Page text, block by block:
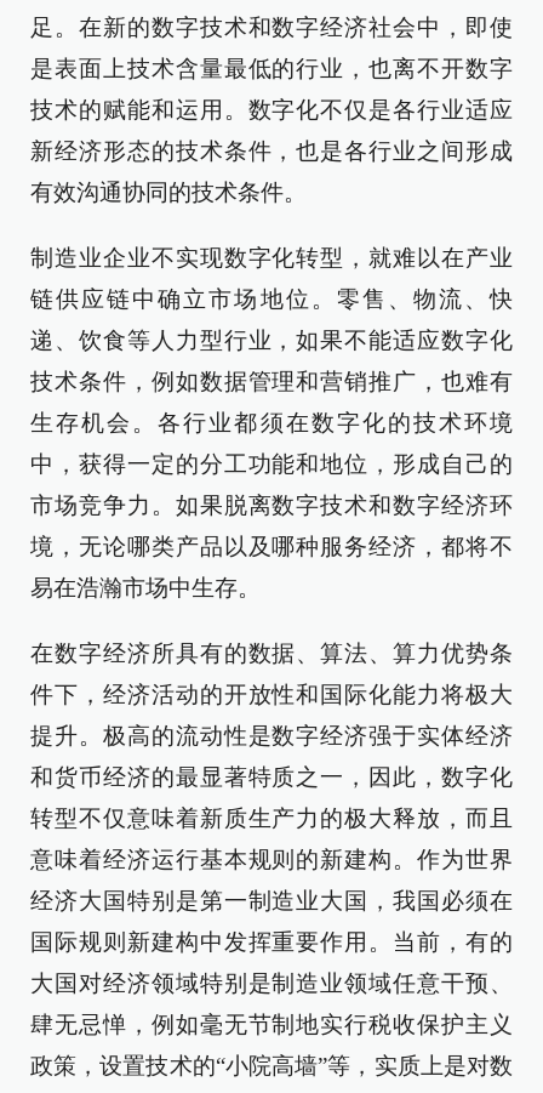
足。在新的数字技术和数字经济社会中，即使
是表面上技术含量最低的行业，也离不开数字
技术的赋能和运用。数字化不仅是各行业适应
新经济形态的技术条件，也是各行业之间形成
有效沟通协同的技术条件。
制造业企业不实现数字化转型，就难以在产业
链供应链中确立市场地位。零售、物流、快
递、饮食等人力型行业，如果不能适应数字化
技术条件，例如数据管理和营销推广，也难有
生存机会。各行业都须在数字化的技术环境
中，获得一定的分工功能和地位，形成自己的
市场竞争力。如果脱离数字技术和数字经济环
境，无论哪类产品以及哪种服务经济，都将不
易在浩瀚市场中生存。
在数字经济所具有的数据、算法、算力优势条
件下，经济活动的开放性和国际化能力将极大
提升。极高的流动性是数字经济强于实体经济
和货币经济的最显著特质之一，因此，数字化
转型不仅意味着新质生产力的极大释放，而且
意味着经济运行基本规则的新建构。作为世界
经济大国特别是第一制造业大国，我国必须在
国际规则新建构中发挥重要作用。当前，有的
大国对经济领域特别是制造业领域任意干预、
肆无忌惮，例如毫无节制地实行税收保护主义
政策，设置技术的“小院高墙”等，实质上是对数